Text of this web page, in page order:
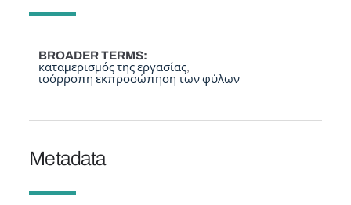
BROADER TERMS
καταμερισμός της εργασίας
ισόρροπη εκπροσώπηση των φύλων
Metadata